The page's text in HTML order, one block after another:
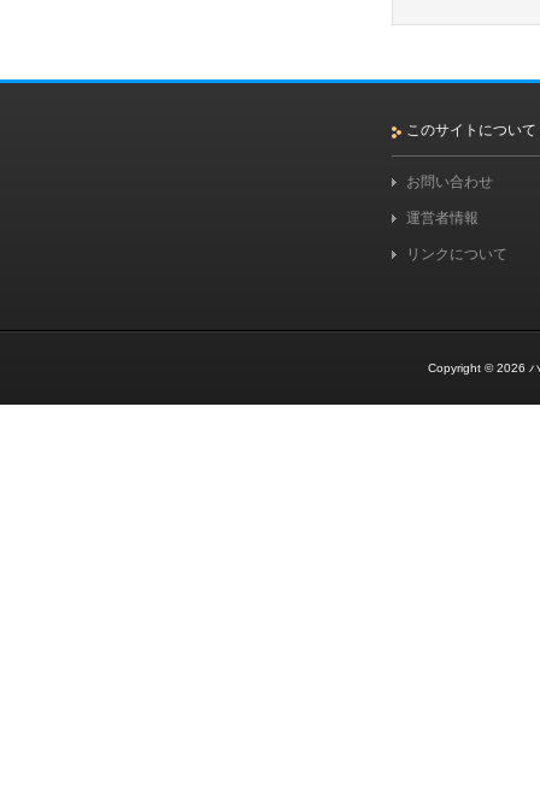
このサイトについて
お問い合わせ
運営者情報
リンクについて
Copyright © 2026